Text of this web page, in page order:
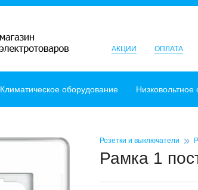
АКЦИИ ОПЛАТА
Климатическое оборудование
Розетки и выключатели
Рамка 1